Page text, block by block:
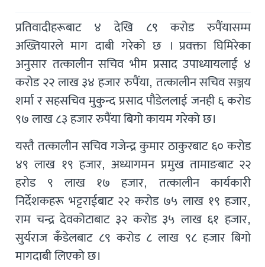
प्रतिवादीहरूबाट ४ देखि ८९ करोड रुपैंयासम्म
अख्तियारले माग दाबी गरेको छ । प्रवक्ता घिमिरेका
अनुसार तत्कालीन सचिव भीम प्रसाद उपाध्यायलाई ४
करोड २२ लाख ३४ हजार रुपैंया, तत्कालीन सचिव सञ्जय
शर्मा र सहसचिव मुकुन्द प्रसाद पौडेललाई जनही ६ करोड
९७ लाख ८३ हजार रुपैंया बिगो कायम गरेको छ।
यस्तै तत्कालीन सचिव गजेन्द्र कुमार ठाकुरबाट ६० करोड
४९ लाख १९ हजार, अध्यागमन प्रमुख तामाङबाट २२
हरोड ९ लाख १७ हजार, तत्कालीन कार्यकारी
निर्देशकहरू भट्टराईबाट २२ करोड ७५ लाख १९ हजार,
राम चन्द्र देवकोटाबाट ३२ करोड ३५ लाख ६१ हजार,
सुर्यराज कँडेलबाट ८९ करोड ८ लाख ९८ हजार बिगो
मागदाबी लिएको छ।